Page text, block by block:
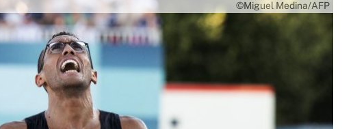
©Miguel Medina/AFP